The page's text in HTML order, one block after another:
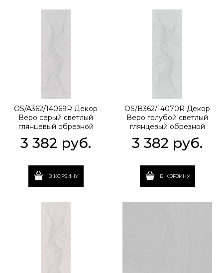
OS/A362/14069R Декор
Веро серый светлый
глянцевый обрезной
3 382 руб.
В КОРЗИНУ
OS/B362/14070R Декор
Веро голубой светлый
глянцевый обрезной
3 382 руб.
В КОРЗИНУ